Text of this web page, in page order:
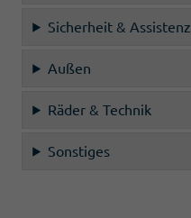
Sicherheit & Assistenz
Außen
Räder & Technik
Sonstiges